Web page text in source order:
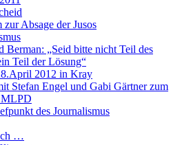
Absage der Jusos
Berman: „Seid bitte nicht Teil des
Teil der Lösung“
2012 in Kray
Stefan Engel und Gabi Gärtner zum
MLPD
des Journalismus
…